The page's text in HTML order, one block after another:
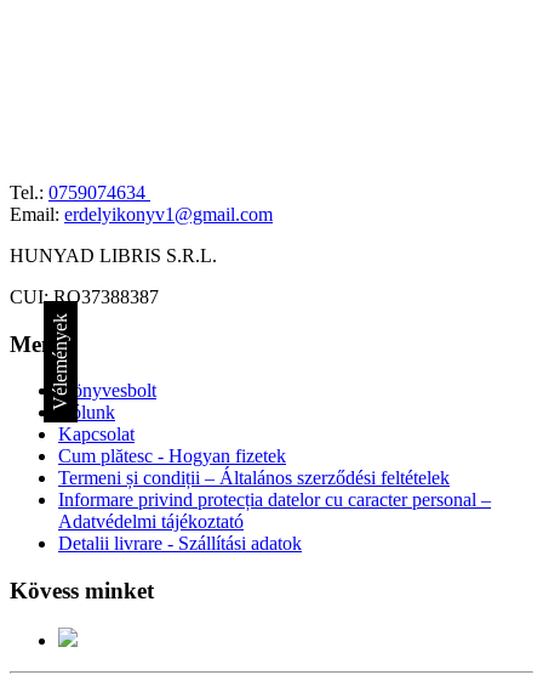
Tel.: 0759074634
Email: erdelyikonyv1@gmail.com
HUNYAD LIBRIS S.R.L.
CUI: RO37388387
Menü
Könyvesbolt
Rólunk
Kapcsolat
Cum plătesc - Hogyan fizetek
Termeni și condiții – Általános szerződési feltételek
Informare privind protecția datelor cu caracter personal –
Adatvédelmi tájékoztató
Detalii livrare - Szállítási adatok
Kövess minket
Vélemények